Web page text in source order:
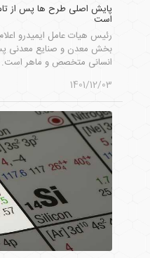
پایش اصلی طرح ها پس از
است
رئیس هیات عامل ایمیدرو
بخش معدن و صنایع معدنی
انسانی متخصص و ماهر است.
1401/12/03